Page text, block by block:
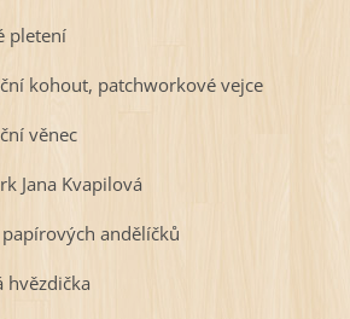
pletení
kohout, patchworkové vejce
věnec
Jana Kvapilová
andělíčků
hvězdička